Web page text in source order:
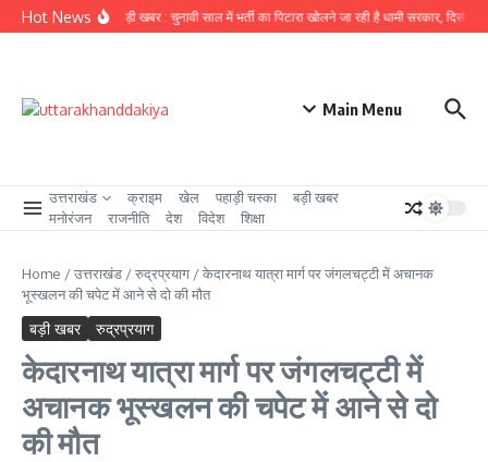
Skip to content
Hot News
उत्तराखंड से बड़ी खबर : चुनावी साल में भर्ती का पिटारा खोलने जा रही है धामी सरकार, दिसंबर
Main Menu
उत्तराखंड क्राइम खेल पहाड़ी चस्का
बड़ी खबर
मनोरंजन
राजनीति देश विदेश शिक्षा
Home /उत्तराखंड /रुद्रप्रयाग /केदारनाथ यात्रा मार्ग पर जंगलचट्टी में अचानक
भूस्खलन की चपेट में आने से दो की मौत
बड़ी खबर रुद्रप्रयाग
केदारनाथ यात्रा मार्ग पर जंगलचट्टी में
अचानक भूस्खलन की चपेट में आने से दो
की मौत